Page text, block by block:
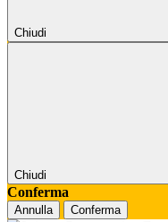
Chiudi
Chiudi
Conferma
Annulla Conferma